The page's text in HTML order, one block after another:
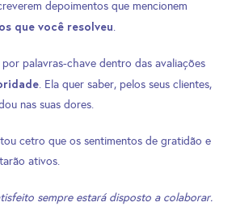
depoimentos que mencionem
que você resolveu.
palavras-chave dentro das avaliações
. Ela quer saber, pelos seus clientes,
nas suas dores.
cetro que os sentimentos de gratidão e
ativos.
sempre estará disposto a colaborar.